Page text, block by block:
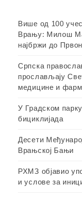
Више од 100
Врању: Милош
најбржи до
Српска
прослављају
медицине и
У Градском
бициклијада
Десети
Врањској Бањи
РХМЗ објавио
и услове за